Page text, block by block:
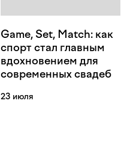
Game, Set, Match: как
спорт стал главным
вдохновением для
современных свадеб
23 июля